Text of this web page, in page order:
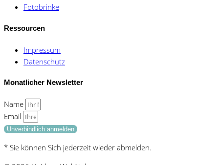
Fotobrinke
Ressourcen
Impressum
Datenschutz
Monatlicher Newsletter
Name
Email
Unverbindlich anmelden
* Sie können Sich jederzeit wieder abmelden.